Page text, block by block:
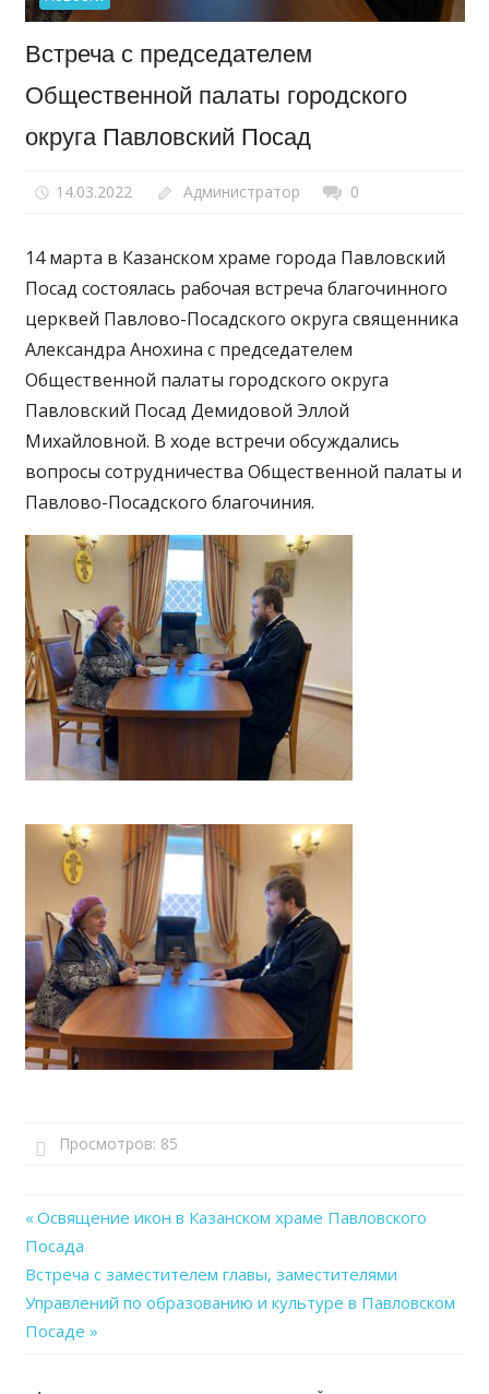
Встреча с председателем
Общественной палаты городского
округа Павловский Посад
14.03.2022 Администратор 0
14 марта в Казанском храме города Павловский
Посад состоялась рабочая встреча благочинного
церквей Павлово-Посадского округа священника
Александра Анохина с председателем
Общественной палаты городского округа
Павловский Посад Демидовой Эллой
Михайловной. В ходе встречи обсуждались
вопросы сотрудничества Общественной палаты и
Павлово-Посадского благочиния.
Просмотров: 85
Навигация
по
записям
Previous
Post:
Освящение икон в Казанском храме Павловского
Посада
Next
Post:
Встреча с заместителем главы, заместителями
Управлений по образованию и культуре в Павловском
Посаде